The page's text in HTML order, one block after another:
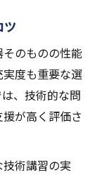
ツ
のものの性能
度も重要な選
、技術的な問
が高く評価さ
術講習の実